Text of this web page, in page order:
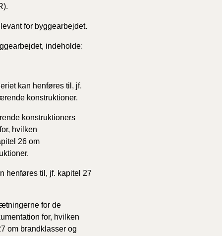
for byggearbejdet.
indeholde:
kan henføres til, jf.
konstruktioner.
konstruktioners
hvilken
26 om
henføres til, jf. kapitel 27
for de
for, hvilken
om brandklasser og